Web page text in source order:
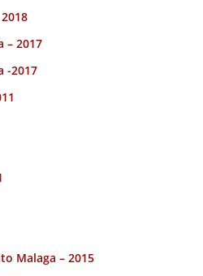
– 2017
-2017
Malaga – 2015